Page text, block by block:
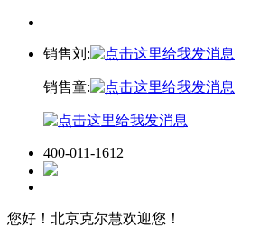
销售刘:
销售童:
400-011-1612
您好！北京克尔慧欢迎您！